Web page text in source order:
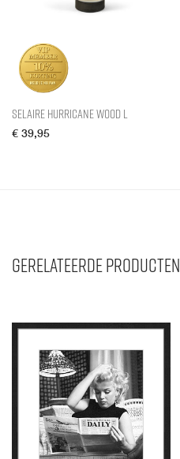
Selaire Hurricane Wood L
€ 39,95
Gerelateerde producten